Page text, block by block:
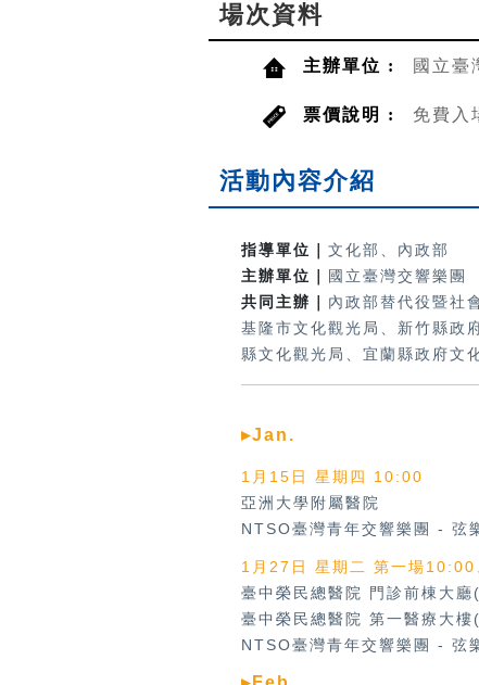
場次資料
主辦單位 : 國立臺
票價說明 : 免費入
活動內容介紹
指導單位｜ 文化部、內政部
主辦單位｜
國立臺灣交響樂團
共同主辦｜ 內政部替代役暨社
基隆市文化觀光局、新竹縣政
縣文化觀光局、宜蘭縣政府文
▸Jan.
1月15日 星期四 10:00
亞洲大學附屬醫院
NTSO臺灣青年交響樂團 - 弦
1月27日 星期二 第一場
臺中榮民總醫院 門診前棟大廳
臺中榮民總醫院 第一醫療大樓
NTSO臺灣青年交響樂團 - 弦